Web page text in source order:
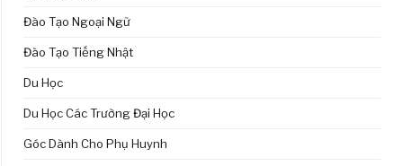
Đào Tạo Ngoại Ngữ
Đào Tạo Tiếng Nhật
Du Học
Du Học Các Trường Đại Học
Góc Dành Cho Phụ Huynh